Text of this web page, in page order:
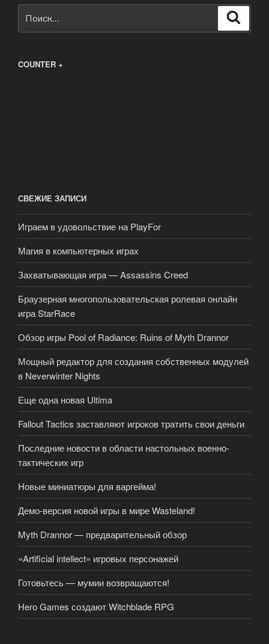
COUNTER +
СВЕЖИЕ ЗАПИСИ
Играем в удовольствие на PlayFor
Магия в компьютерных играх
Захватывающая игра — Assassins Creed
Браузерная многопользовательская ролевая онлайн
игра StarRace
Обзор игры Pool of Radiance: Ruins of Myth Drannor
Мощный редактор для создания собственных модулей
в Neverwinter Nights
Еще одна новая Ultima
Fallout Tactics заставляют игроков тратить свои деньги
Последние новости в области настольных военно-
тактических игр
Новые миниатюры для варгейма!
Демо-версия новой игры в мире Wasteland!
Myth Drannor — предварительный обзор
«Artificial intellect» игровых персонажей
Готовьтесь — мумии возвращаются!
Hero Games создают Witchblade RPG